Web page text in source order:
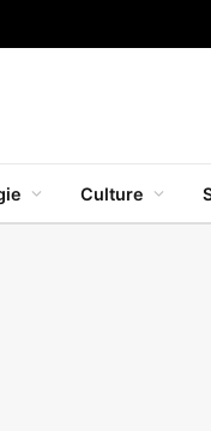
Culture